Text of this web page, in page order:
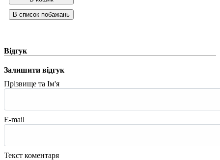
Відгук
Залишити відгук
Прізвище та Ім'я
E-mail
Текст коментаря